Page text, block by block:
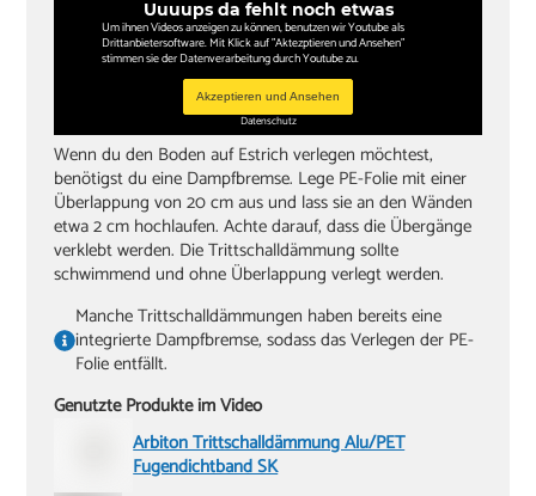
Uuuups da fehlt noch etwas
Um ihnen Videos anzeigen zu können, benutzen wir Youtube als
Drittanbietersoftware. Mit Klick auf "Aktezptieren und Ansehen"
stimmen sie der Datenverarbeitung durch Youtube zu.
Akzeptieren und Ansehen
Datenschutz
Wenn du den Boden auf Estrich verlegen möchtest,
benötigst du eine Dampfbremse. Lege PE-Folie mit einer
Überlappung von 20 cm aus und lass sie an den Wänden
etwa 2 cm hochlaufen. Achte darauf, dass die Übergänge
verklebt werden. Die Trittschalldämmung sollte
schwimmend und ohne Überlappung verlegt werden.
Manche Trittschalldämmungen haben bereits eine
integrierte Dampfbremse, sodass das Verlegen der PE-
Folie entfällt.
Genutzte Produkte im Video
Arbiton Trittschalldämmung Alu/PET
Fugendichtband SK